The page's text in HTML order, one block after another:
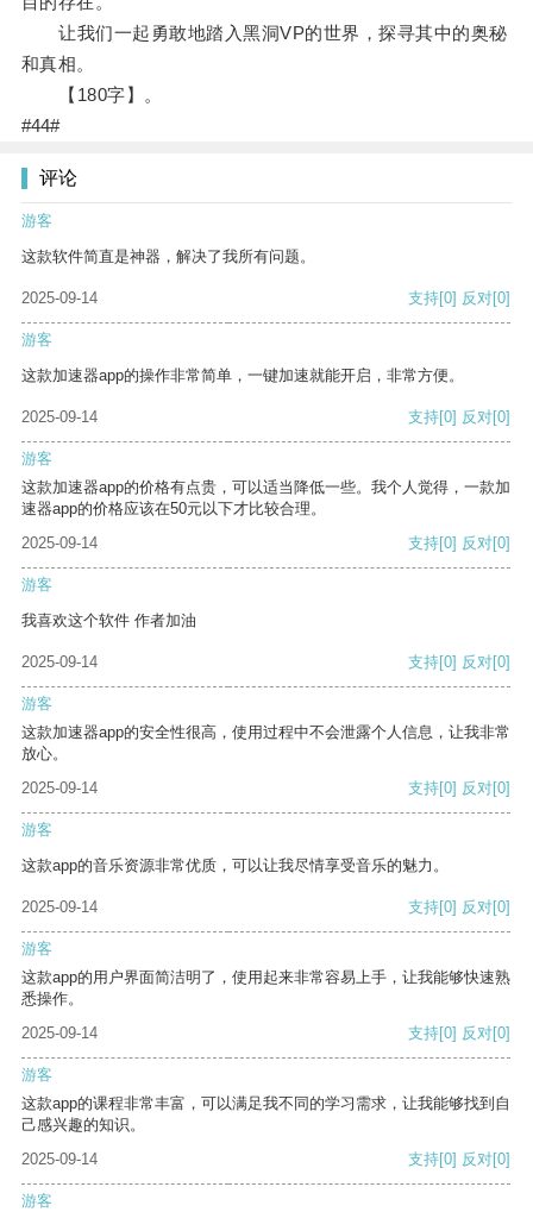
让我们一起勇敢地踏入黑洞VP的世界，探寻其中的奥秘
和真相。
【180字】。
#44#
评论
游客
这款软件简直是神器，解决了我所有问题。
2025-09-14 支持[0] 反对[0]
游客
这款加速器app的操作非常简单，一键加速就能开启，非常方便。
2025-09-14 支持[0] 反对[0]
游客
这款加速器app的价格有点贵，可以适当降低一些。我个人觉得，一款加
速器app的价格应该在50元以下才比较合理。
2025-09-14
支持[0] 反对[0]
游客
我喜欢这个软件 作者加油
2025-09-14 支持[0] 反对[0]
游客
这款加速器app的安全性很高，使用过程中不会泄露个人信息，让我非常
放心。
2025-09-14
支持[0] 反对[0]
游客
这款app的音乐资源非常优质，可以让我尽情享受音乐的魅力。
2025-09-14 支持[0] 反对[0]
游客
这款app的用户界面简洁明了，使用起来非常容易上手，让我能够快速熟
悉操作。
2025-09-14
支持[0] 反对[0]
游客
这款app的课程非常丰富，可以满足我不同的学习需求，让我能够找到自
己感兴趣的知识。
2025-09-14
支持[0] 反对[0]
游客